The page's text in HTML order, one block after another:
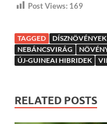
Post Views: 169
TAGGED DÍSZNÖVÉNYEK
NEBÁNCSVIRÁG
ÚJ-GUINEAI HIBRIDEK
RELATED POSTS